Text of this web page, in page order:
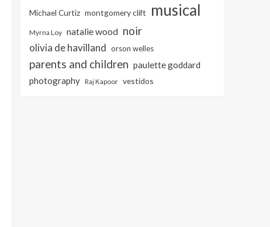
Michael Curtiz montgomery clift musical
Myrna Loy natalie wood noir
olivia de havilland orson welles
parents and children paulette goddard
photography Raj Kapoor vestidos